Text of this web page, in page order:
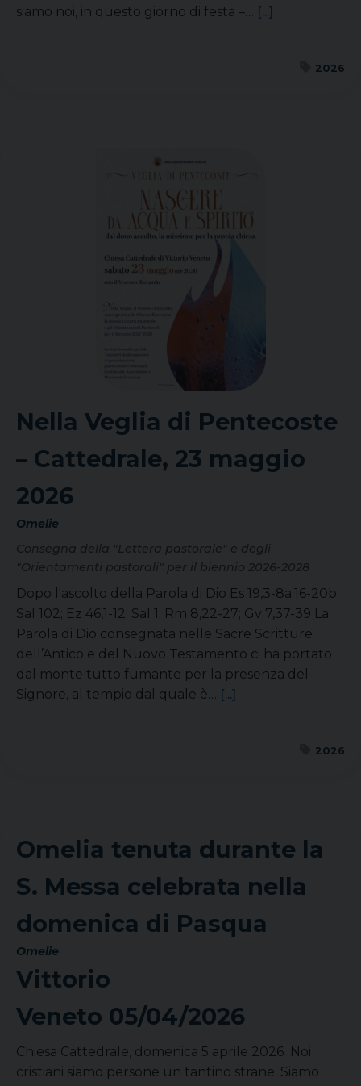
siamo noi, in questo giorno di festa –… [...]
2026
Nella Veglia di Pentecoste
– Cattedrale, 23 maggio
2026
Omelie
Consegna della "Lettera pastorale" e degli
"Orientamenti pastorali" per il biennio 2026-2028
Dopo l'ascolto della Parola di Dio Es 19,3-8a.16-20b;
Sal 102; Ez 46,1-12; Sal 1; Rm 8,22-27; Gv 7,37-39 La
Parola di Dio consegnata nelle Sacre Scritture
dell’Antico e del Nuovo Testamento ci ha portato
dal monte tutto fumante per la presenza del
Signore, al tempio dal quale è… [...]
2026
Omelia tenuta durante la
S. Messa celebrata nella
domenica di Pasqua
Omelie
Vittorio
Veneto 05/04/2026
Chiesa Cattedrale, domenica 5 aprile 2026 Noi
cristiani siamo persone un tantino strane. Siamo